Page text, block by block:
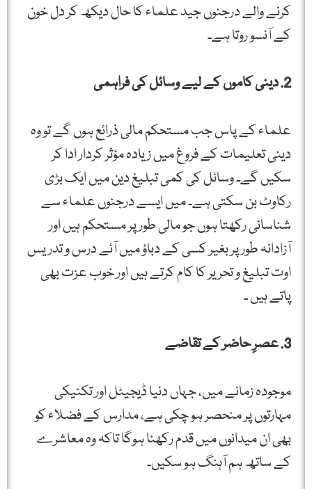
کرنے والے درجنوں جید علماء کا حال دیکھ کر دل خون
کے آنسو روتا ہے۔
2. دینی کاموں کے لیے وسائل کی فراہمی
علماء کے پاس جب مستحکم مالی ذرائع ہوں گے تو وہ
دینی تعلیمات کے فروغ میں زیادہ مؤثر کردار ادا کر
سکیں گے۔ وسائل کی کمی تبلیغ دین میں ایک بڑی
رکاوٹ بن سکتی ہے۔ میں ایسے درجنوں علماء سے
شناسائی رکھتا ہوں جو مالی طور پر مستحکم ہیں اور
آزادانہ طور پر بغیر کسی کے دباؤ میں آئے درس و تدریس
اوت تبلیغ و تحریر کا کام کرتے ہیں اور خوب عزت بھی
پاتے ہیں ۔
3. عصرِ حاضر کے تقاضے
موجودہ زمانے میں، جہاں دنیا ڈیجیٹل اور تکنیکی
مہارتوں پر منحصر ہو چکی ہے، مدارس کے فضلاء کو
بھی ان میدانوں میں قدم رکھنا ہوگا تاکہ وہ معاشرے
کے ساتھ ہم آہنگ ہو سکیں۔